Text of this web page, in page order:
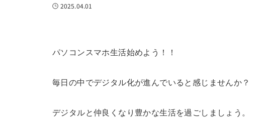
2025.04.01
パソコンスマホ生活始めよう！！
毎日の中でデジタル化が進んでいると感じませんか？
デジタルと仲良くなり豊かな生活を過ごしましょう。